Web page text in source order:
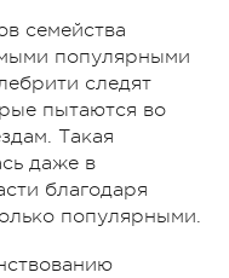
семейства
популярными
следят
пытаются во
Такая
даже в
благодаря
популярными.